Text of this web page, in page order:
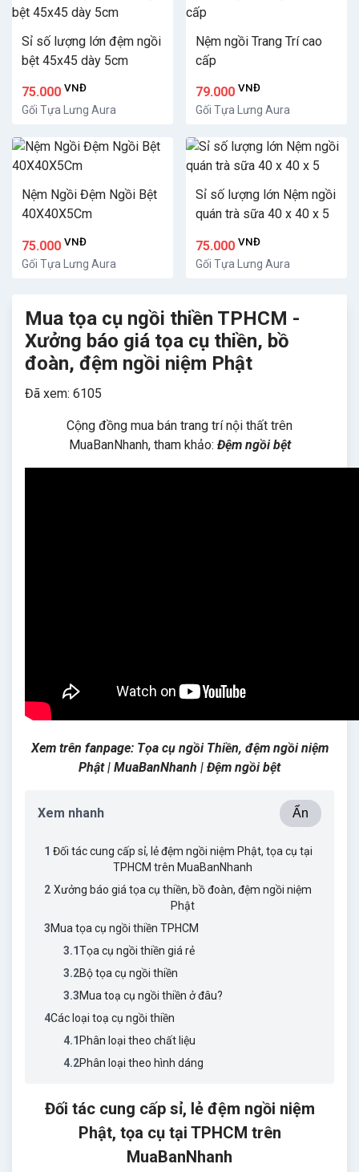
Sỉ số lượng lớn đệm ngồi
bệt 45x45 dày 5cm
75.000 VNĐ
Gối Tựa Lưng Aura
Nệm ngồi Trang Trí cao
cấp
79.000 VNĐ
Gối Tựa Lưng Aura
Nệm Ngồi Đệm Ngồi Bệt
40X40X5Cm
75.000 VNĐ
Gối Tựa Lưng Aura
Sỉ số lượng lớn Nệm ngồi
quán trà sữa 40 x 40 x 5
75.000 VNĐ
Gối Tựa Lưng Aura
Mua tọa cụ ngồi thiền TPHCM -
Xưởng báo giá tọa cụ thiền, bồ
đoàn, đệm ngồi niệm Phật
Đã xem: 6105
Cộng đồng mua bán trang trí nội thất trên
MuaBanNhanh, tham khảo: Đệm ngồi bệt
Xem trên fanpage: Tọa cụ ngồi Thiền, đệm ngồi niệm
Phật | MuaBanNhanh | Đệm ngồi bệt
Xem nhanh Ẩn
1 Đối tác cung cấp sỉ, lẻ đệm ngồi niệm Phật, tọa cụ tại
TPHCM trên MuaBanNhanh
2 Xưởng báo giá tọa cụ thiền, bồ đoàn, đệm ngồi niệm
Phật
3Mua tọa cụ ngồi thiền TPHCM
3.1Tọa cụ ngồi thiền giá rẻ
3.2Bộ tọa cụ ngồi thiền
3.3Mua toạ cụ ngồi thiền ở đâu?
4Các loại toạ cụ ngồi thiền
4.1 Phân loại theo chất liệu
4.2Phân loại theo hình dáng
Đối tác cung cấp sỉ, lẻ đệm ngồi niệm
Phật, tọa cụ tại TPHCM trên
MuaBanNhanh